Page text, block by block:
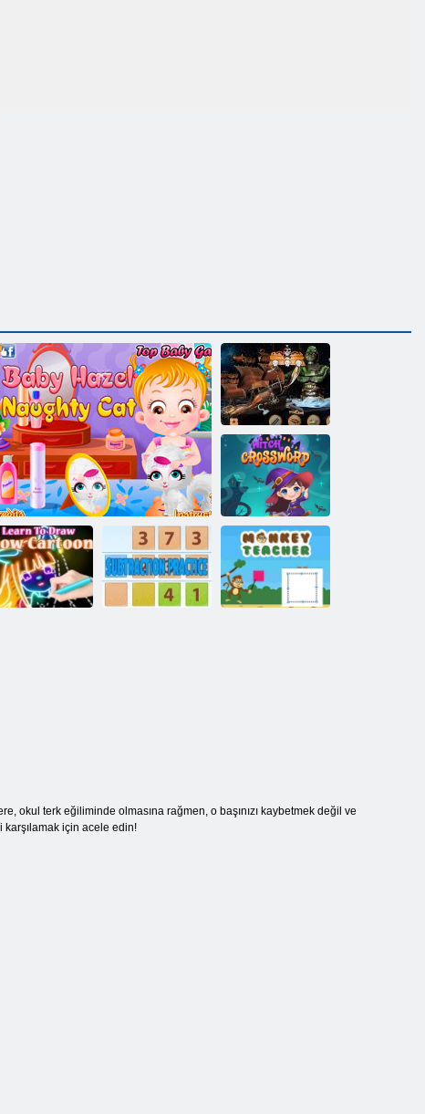
Gizli Nesneler
Korsan Hazine
Cadı bulmaca
okul terk eğiliminde olmasına rağmen, o başınızı kaybetmek değil ve
karşılamak için acele edin!